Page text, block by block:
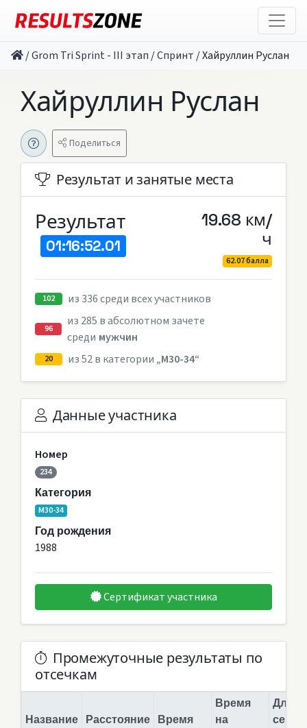
/Grom Tri Sprint - III этап /Спринт /Хайруллин Руслан
Хайруллин Руслан
Поделиться
Результат и занятые места
Результат
01:16:52.01
19.68 км/
ч
62.07 балла
102 из 336 среди всех участников
96
из 285 в абсолютном зачете
среди мужчин
20 из 52 в категории „M30-34“
Данные участника
Номер
234
Категория
M30-34
Год рождения
1988
Сертификат участника
Промежуточные результаты по
отсечкам
Название
Расстояние
Время
Время
на
Длина